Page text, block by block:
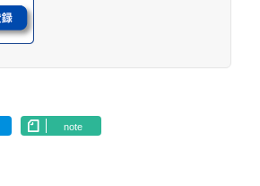
note